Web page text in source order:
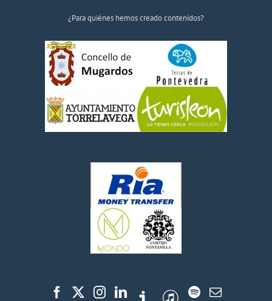
¿Para quiénes hemos creado contenidos?